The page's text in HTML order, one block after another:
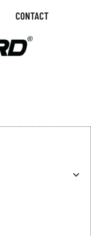
CONTACT